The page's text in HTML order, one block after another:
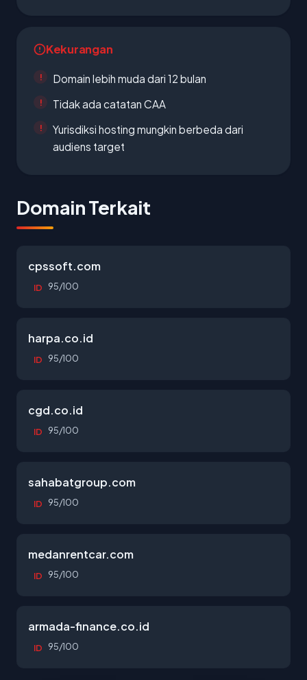
Kekurangan
Domain lebih muda dari 12 bulan
Tidak ada catatan CAA
Yurisdiksi hosting mungkin berbeda dari
audiens target
Domain Terkait
cpssoft.com
ID 95/100
harpa.co.id
ID 95/100
cgd.co.id
ID 95/100
sahabatgroup.com
ID 95/100
medanrentcar.com
ID 95/100
armada-finance.co.id
ID 95/100